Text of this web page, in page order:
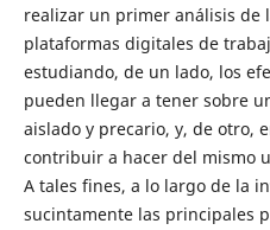
realizar un primer análisis de
plataformas digitales de
estudiando, de un lado, los
pueden llegar a tener sobre
aislado y precario, y, de otro,
contribuir a hacer del mismo
A tales fines, a lo largo de la
sucintamente las principales